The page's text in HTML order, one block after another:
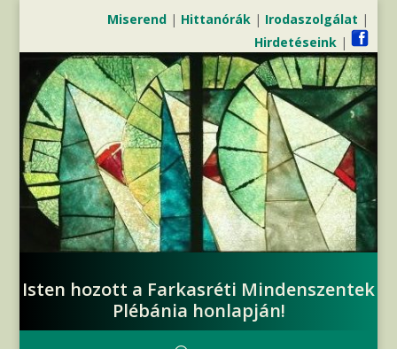
Miserend| Hittanórák| Irodaszolgálat |
Hirdetéseink|
Isten hozott a Farkasréti Mindenszentek
Plébánia honlapján!